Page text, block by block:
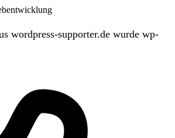
wordpress-supporter.de wurde wp-